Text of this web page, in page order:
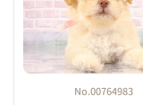
No.00764983